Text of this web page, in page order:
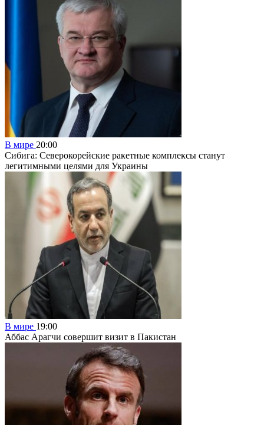
В мире 20:00
Сибига: Северокорейские ракетные комплексы станут
легитимными целями для Украины
В мире 19:00
Аббас Арагчи совершит визит в Пакистан